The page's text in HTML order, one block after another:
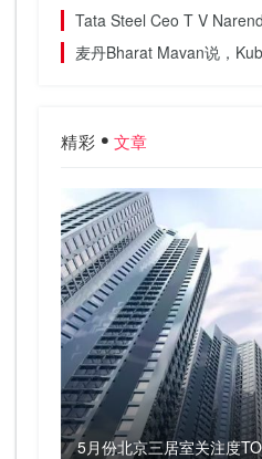
Tata Steel Ceo T V
麦丹Bharat Mavan说，
精彩 文章
5月份北京三居室关注度